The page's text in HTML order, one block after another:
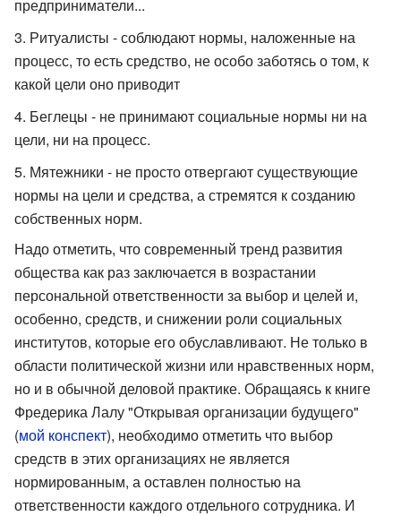
предприниматели...
Ритуалисты - соблюдают нормы, наложенные на
процесс, то есть средство, не особо заботясь о том, к
какой цели оно приводит
Беглецы - не принимают социальные нормы ни на
цели, ни на процесс.
Мятежники - не просто отвергают существующие
нормы на цели и средства, а стремятся к созданию
собственных норм.
Надо отметить, что современный тренд развития
общества как раз заключается в возрастании
персональной ответственности за выбор и целей и,
особенно, средств, и снижении роли социальных
институтов, которые его обуславливают. Не только в
области политической жизни или нравственных норм,
но и в обычной деловой практике. Обращаясь к книге
Фредерика Лалу "Открывая организации будущего"
(мой конспект), необходимо отметить что выбор
средств в этих организациях не является
нормированным, а оставлен полностью на
ответственности каждого отдельного сотрудника. И